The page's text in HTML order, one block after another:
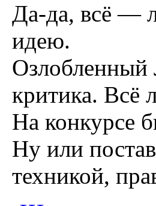
Да-да, всё —
идею.
Озлобленный
критика. Всё
На конкурсе
Ну или
техникой,